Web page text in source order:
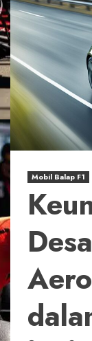
Mobil Balap F1